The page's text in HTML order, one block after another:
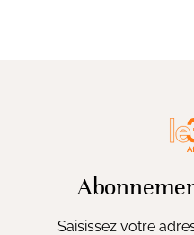
Saisissez votre